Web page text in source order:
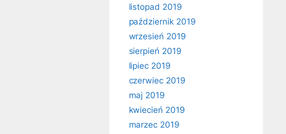
listopad 2019
październik 2019
wrzesień 2019
sierpień 2019
lipiec 2019
czerwiec 2019
maj 2019
kwiecień 2019
marzec 2019